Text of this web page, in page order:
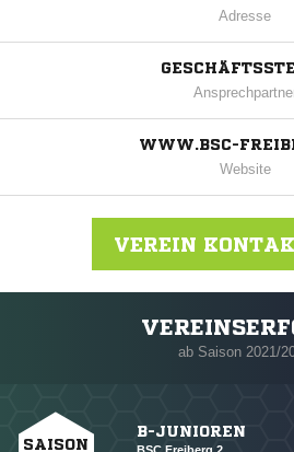
Adresse
WWW.BSC-
Website
VEREIN
Nachricht an BSC
ab Saison 2021/
SAISON
B-JUNIOREN